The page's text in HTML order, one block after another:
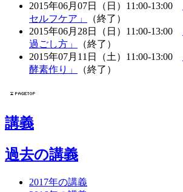
2015年06月07日（日）11:00-13:00
セルフケア」
（終了）
2015年06月28日（日）11:00-13:00
過ごし方」
（終了）
2015年07月11日（土）11:00-13:00
酵素作り」
（終了）
講義
過去の講義
2017年の講義